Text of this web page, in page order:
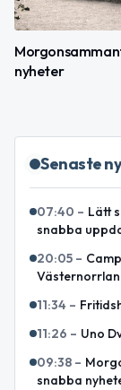
nyheter
Senaste
07:40 – Lätt
snabba
20:05 –
11:34 –
11:26 – Uno
09:38 –
snabba